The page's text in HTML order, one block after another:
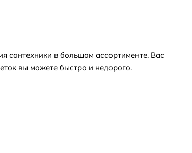
сантехники в большом ассортименте. Вас
вы можете быстро и недорого.